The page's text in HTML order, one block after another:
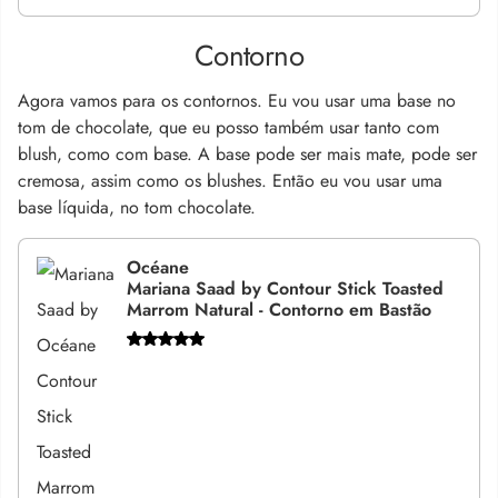
Contorno
Agora vamos para os contornos. Eu vou usar uma base no
tom de chocolate, que eu posso também usar tanto com
blush, como com base. A base pode ser mais mate, pode ser
cremosa, assim como os blushes. Então eu vou usar uma
base líquida, no tom chocolate.
Océane
Mariana Saad by Contour Stick Toasted
Marrom Natural - Contorno em Bastão